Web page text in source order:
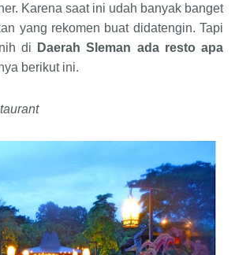
Karena saat ini udah banyak banget
yang rekomen buat didatengin. Tapi
di Daerah Sleman ada resto apa
berikut ini.